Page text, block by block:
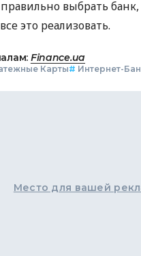
правильно выбрать
это реализовать.
Finance.ua
Карты# Интернет-
Место для вашей